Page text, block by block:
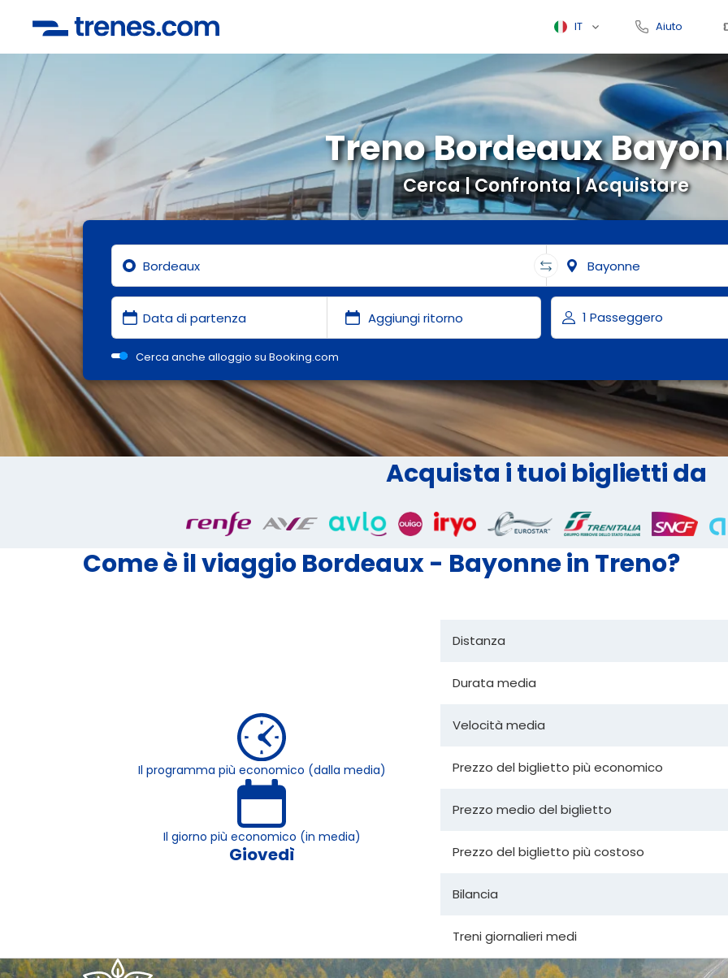
IT Aiuto
Cerca | Confronta | Acquistare
Treno Bordeaux
Cerca anche alloggio su Booking.com
Acquista i tuoi biglietti da
Come è il viaggio Bordeaux - Bayonne in Treno?
Il programma più economico (dalla media)
Il giorno più economico (in media)
Giovedì
Distanza
Durata media
Velocità media
Prezzo del biglietto più economico
Prezzo medio del biglietto
Prezzo del biglietto più costoso
Bilancia
Treni giornalieri medi